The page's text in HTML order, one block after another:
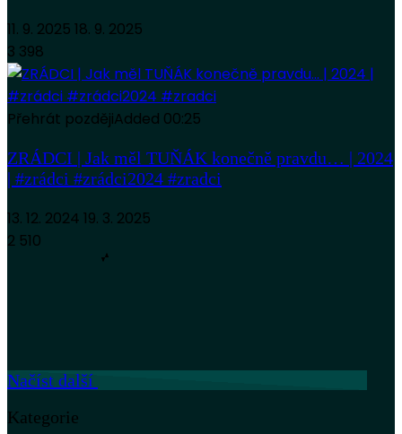
11. 9. 2025 18. 9. 2025
3 398
Přehrát pozdějiAdded 00:25
ZRÁDCI | Jak měl TUŇÁK konečně pravdu… | 2024
| #zrádci #zrádci2024 #zradci
13. 12. 2024 19. 3. 2025
2 510
Načíst další
Kategorie